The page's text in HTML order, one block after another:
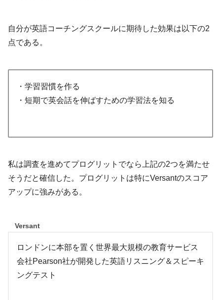
自分が英語コーチングスクールに期待した効果は以下の2
点である。
・学習習慣を作る
・短期で英会話を伸ばすための学習法を知る
私は調査を進めてプログリットでなら上記の2つを満たせ
そうだと確信した。プログリットは特にVersantのスコア
アップに強みがある。
Versant
ロンドンに本部を置く世界最大規模の教育サービス
会社Pearson社が開発した英語リスニング＆スピーキ
ングテスト